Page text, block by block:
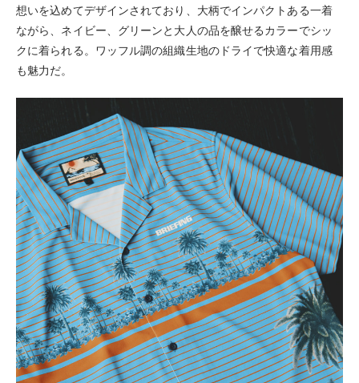
想いを込めてデザインされており、大柄でインパクトある一着
ながら、ネイビー、グリーンと大人の品を醸せるカラーでシッ
クに着られる。ワッフル調の組織生地のドライで快適な着用感
も魅力だ。